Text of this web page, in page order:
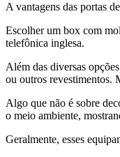
A vantagens das portas
Escolher um box com
telefônica inglesa.
Além das diversas
ou outros revestimentos.
Algo que não é sobre
o meio ambiente,
Geralmente, esses